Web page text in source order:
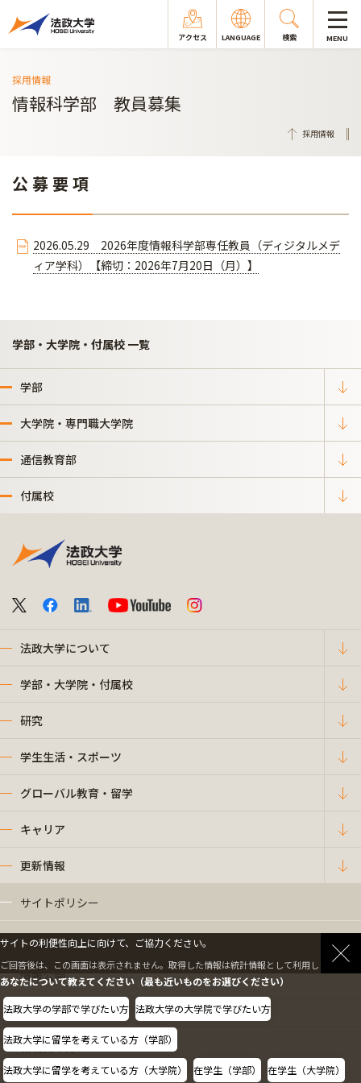
アクセス LANGUAGE 検索 MENU
採用情報
情報科学部 教員募集
採用情報
公 募 要 項
2026.05.29 2026年度情報科学部専任教員（ディジタルメデ
ィア学科）【締切：2026年7月20日（月）】
学部・大学院・付属校 一覧
学部
大学院・専門職大学院
通信教育部
付属校
法政大学について
学部・大学院・付属校
研究
学生生活・スポーツ
グローバル教育・留学
キャリア
更新情報
サイトポリシー
プライバシーポリシー
情報公開
採用情報
教職員の方へ
サイトの利便性向上に向けて、ご協力ください。
ご回答後は、この画面は表示されません。取得した情報は統計情報として利用します。
あなたについて教えてください（最も近いものをお選びください）
法政大学の学部で学びたい方 法政大学の大学院で学びたい方
法政大学に留学を考えている方（学部）
法政大学に留学を考えている方（大学院） 在学生（学部） 在学生（大学院）